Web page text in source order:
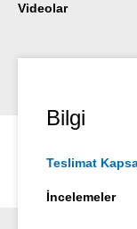
Videolar
Bilgi
Teslimat
İncelemeler